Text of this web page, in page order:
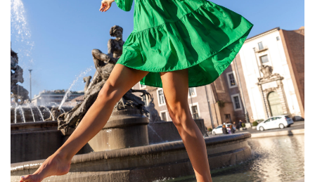
Maße flach gemessen (+/- 1cm)
S M L XL
[A] Brustumfang 70 74 78 86
[C] Hüftumfang 70 74 78 86
[D] Gesamtlänge 58 58 60
[E] Ärmellänge 62 62 63 63